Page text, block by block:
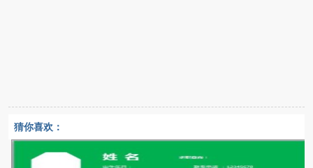
猜你喜欢：